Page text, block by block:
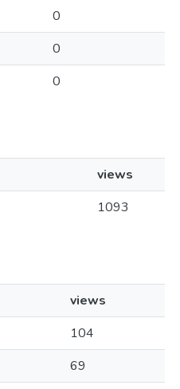
0
0
0
views
1093
views
104
69